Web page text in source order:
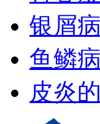
银屑
鱼鳞
皮炎